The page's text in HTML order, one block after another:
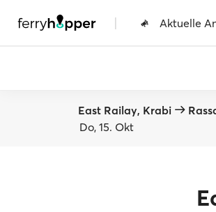
| Aktuelle
East Railay, Krabi
Do, 15. Okt